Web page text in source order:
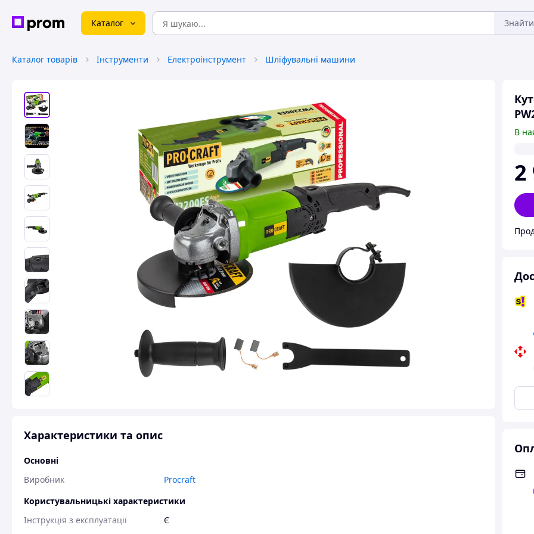
Каталог Знайти
Каталог товарів Інструменти Електроінструмент Шліфувальні машини
В
2
Характеристики та опис
Основні
Виробник
Procraft
Користувальницькі характеристики
Інструкція з експлуатації
Є